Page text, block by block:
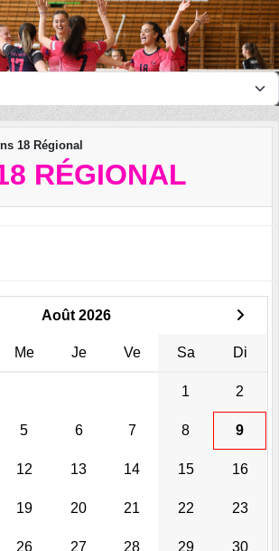
18 Régional
RÉGIONAL
Août 2026
Me Je Ve Sa Di
1 2
5 6 7 8 9
12 13 14 15 16
19 20 21 22 23
26 27 28 29 30
des cookies